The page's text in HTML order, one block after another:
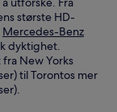
største HD-
Mercedes-Benz
dyktighet.
New Yorks
til Torontos mer